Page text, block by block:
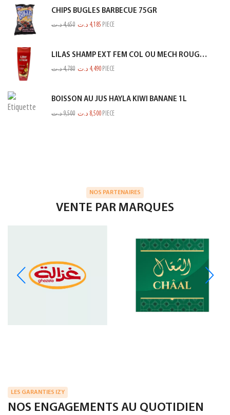
CHIPS BUGLES BARBECUE 75GR
4,650د.ت 4,185 د.ت PIECE
LILAS SHAMP EXT FEM COL OU MECH ROUGE 350ML
4,780د.ت 4,490 د.ت PIECE
BOISSON AU JUS HAYLA KIWI BANANE 1L
9,500د.ت 8,500 د.ت PIECE
NOS PARTENAIRES
VENTE PAR MARQUES
LES GARANTIES IZY
NOS ENGAGEMENTS AU QUOTIDIEN